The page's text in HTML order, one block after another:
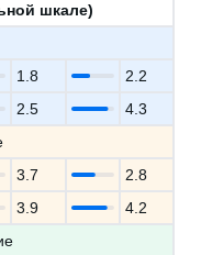
шкале)
1.8
2.2
2.5
4.3
3.7
2.8
3.9
4.2